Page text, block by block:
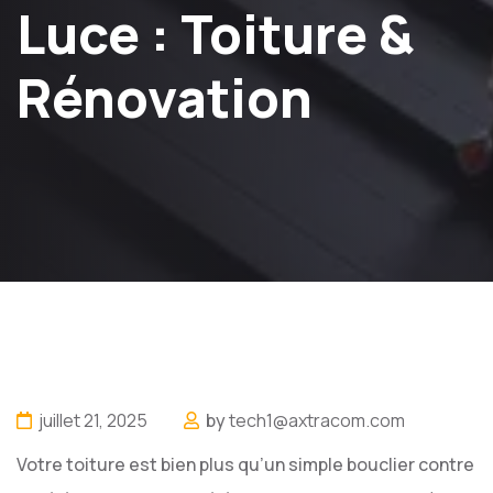
Luce : Toiture &
Rénovation
juillet 21, 2025 bytech1@axtracom.com
Votre toiture est bien plus qu’un simple bouclier contre